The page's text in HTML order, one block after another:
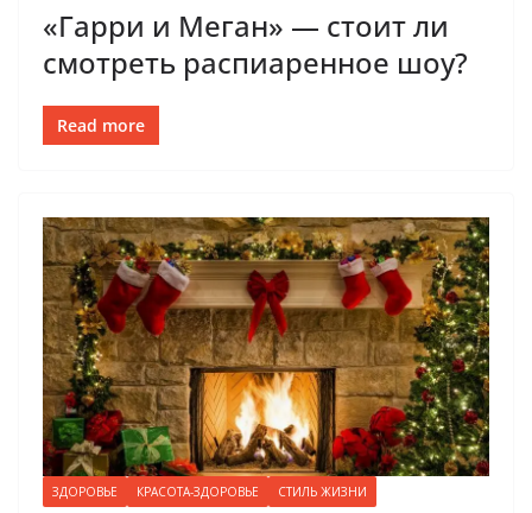
«Гарри и Меган» — стоит ли
смотреть распиаренное шоу?
Read more
ЗДОРОВЬЕ КРАСОТА-ЗДОРОВЬЕ СТИЛЬ ЖИЗНИ